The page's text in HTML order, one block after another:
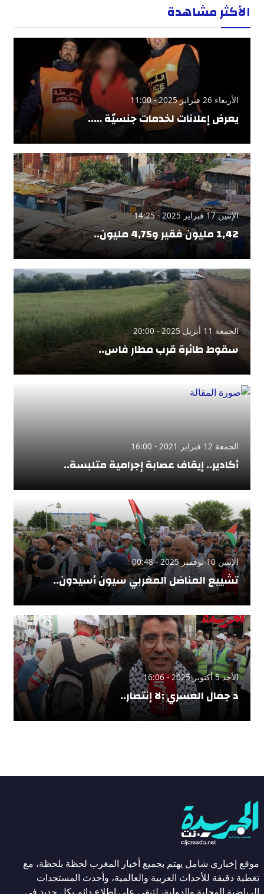
الأكثر مشاهدة
الأربعاء 26 فبراير 2025 - 11:00
يعرض إعلانات لخدمات جنسيّة …..
الإثنين 17 فبراير 2025 - 14:25
1,42 مليون فقير و4,75 مليون..
الجمعة 11 أبريل 2025 - 20:00
سقوط طائرة قرب مطار فاس..
الجمعة 12 فبراير 2021 - 16:00
أكادير.. إيقاف عصابة إجرامية متلبسة..
الإثنين 10 نوفمبر 2025 - 00:48
تشييع المناضل المغربي سيون أسيدون..
الأحد 5 أكتوبر 2025 - 16:06
د جمال العسري :لا إنتصار..
موقع إخباري شامل يهتم بجميع أخبار المغرب لحظة بلحظة، مع
تغطية دقيقة للأحداث العربية والعالمية، وأحدث المستجدات